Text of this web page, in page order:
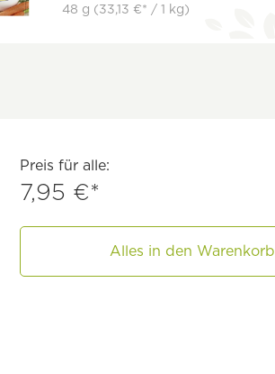
48 g (33,13 €* / 1 kg)
Preis für alle:
7,95 €*
Alles in den Warenkorb